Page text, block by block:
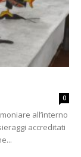
0
all’interno
accreditati